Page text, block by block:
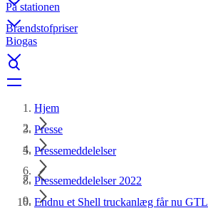
På stationen
Brændstofpriser
Biogas
Hjem
Presse
Pressemeddelelser
Pressemeddelelser 2022
Endnu et Shell truckanlæg får nu GTL